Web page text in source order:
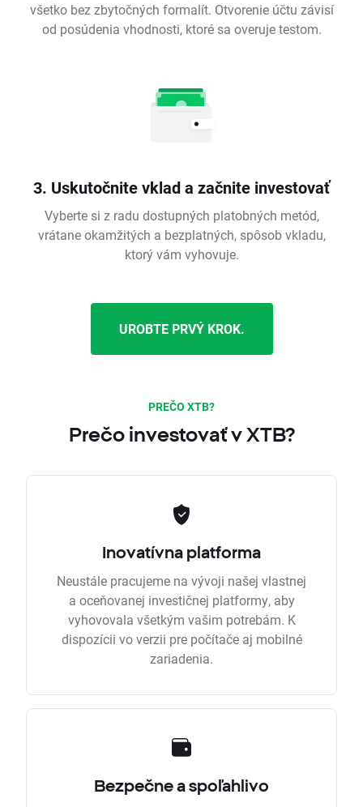
všetko bez zbytočných formalít. Otvorenie účtu závisí
od posúdenia vhodnosti, ktoré sa overuje testom.
3. Uskutočnite vklad a začnite investovať
Vyberte si z radu dostupných platobných metód,
vrátane okamžitých a bezplatných, spôsob vkladu,
ktorý vám vyhovuje.
UROBTE PRVÝ KROK.
PREČO XTB?
Prečo investovať v XTB?
Inovatívna platforma
Neustále pracujeme na vývoji našej vlastnej
a oceňovanej investičnej platformy, aby
vyhovovala všetkým vašim potrebám. K
dispozícii vo verzii pre počítače aj mobilné
zariadenia.
Bezpečne a spoľahlivo